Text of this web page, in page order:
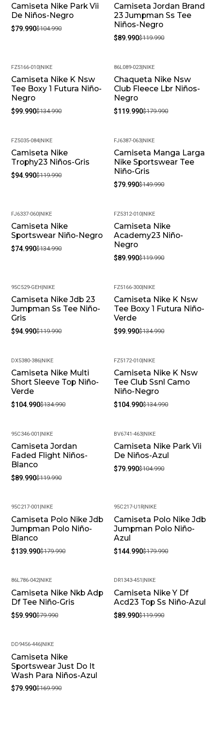
Ofrecemos una garantía de 30 días por defectos de
fabricación. Si encuentras algún inconveniente,
contáctanos y lo resolveremos.
producto esté en perfectas condiciones y con su empaque
original.
¿Cuál es su política de devoluciones?
Si no estás satisfecho, contamos con una política de
devoluciones flexible. Queremos que tu experiencia de
¿Cómo cuidar los productos?
ATENCIÓN: La imagen de referencia puede variar debido al
tratamiento fotográfico y la calibración de su monitor. Por
favor, tenga en cuenta este detalle al realizar su compra.
-24%
Camiseta Nike Park Vii
De Niños-Negro
$79.990$104.990
-25%
Camiseta Jordan Brand
23 Jumpman Ss Tee
Niños-Negro
$89.990$119.990
-26%
FZ5166-010|NIKE
Camiseta Nike K Nsw
Tee Boxy 1 Futura Niño-
Negro
$99.990$134.990
-33%
86L089-023|NIKE
Chaqueta Nike Nsw
Club Fleece Lbr Niños-
Negro
$119.990$179.990
-21%
FZ5035-084|NIKE
Camiseta Nike
Trophy23 Niños-Gris
$94.990$119.990
-47%
FJ6387-063|NIKE
Camiseta Manga Larga
Nike Sportswear Tee
Niño-Gris
$79.990$149.990
-44%
FJ6337-060|NIKE
Camiseta Nike
Sportswear Niño-Negro
$74.990$134.990
-25%
FZ5312-010|NIKE
Camiseta Nike
Academy23 Niño-
Negro
$89.990$119.990
-21%
95C529-GEH|NIKE
Camiseta Nike Jdb 23
Jumpman Ss Tee Niño-
Gris
$94.990$119.990
-26%
FZ5166-300|NIKE
Camiseta Nike K Nsw
Tee Boxy 1 Futura Niño-
Verde
$99.990$134.990
-22%
DX5380-386|NIKE
Camiseta Nike Multi
Short Sleeve Top Niño-
Verde
$104.990$134.990
-22%
FZ5172-010|NIKE
Camiseta Nike K Nsw
Tee Club Ssnl Camo
Niño-Negro
$104.990$134.990
-25%
95C346-001 |NIKE
Camiseta Jordan
Faded Flight Niños-
Blanco
$89.990$119.990
-24%
BV6741-463|NIKE
Camiseta Nike Park Vii
De Niños-Azul
$79.990$104.990
-22%
95C217-001 NIKE
Camiseta Polo Nike Jdb
Jumpman Polo Niño-
Blanco
$139.990$179.990
-19%
95C217-U1R NIKE
Camiseta Polo Nike Jdb
Jumpman Polo Niño-
Azul
$144.990$179.990
-25%
86L786-042| NIKE
Camiseta Nike Nkb Adp
Df Tee Niño-Gris
$59.990$79.990
-25%
DR1343-451 NIKE
Camiseta Nike Y Df
Acd23 Top Ss Niño-Azul
$89.990$119.990
-53%
DD9456-446| NIKE
Camiseta Nike
Sportswear Just Do It
Wash Para Niños-Azul
$79.990$169.990